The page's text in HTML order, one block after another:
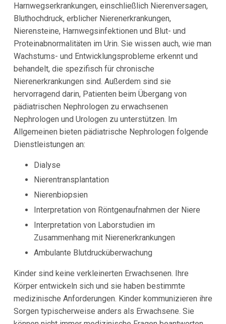
Harnwegserkrankungen, einschließlich Nierenversagen,
Bluthochdruck, erblicher Nierenerkrankungen,
Nierensteine, Harnwegsinfektionen und Blut- und
Proteinabnormalitäten im Urin. Sie wissen auch, wie man
Wachstums- und Entwicklungsprobleme erkennt und
behandelt, die spezifisch für chronische
Nierenerkrankungen sind. Außerdem sind sie
hervorragend darin, Patienten beim Übergang von
pädiatrischen Nephrologen zu erwachsenen
Nephrologen und Urologen zu unterstützen. Im
Allgemeinen bieten pädiatrische Nephrologen folgende
Dienstleistungen an:
Dialyse
Nierentransplantation
Nierenbiopsien
Interpretation von Röntgenaufnahmen der Niere
Interpretation von Laborstudien im
Zusammenhang mit Nierenerkrankungen
Ambulante Blutdrucküberwachung
Kinder sind keine verkleinerten Erwachsenen. Ihre
Körper entwickeln sich und sie haben bestimmte
medizinische Anforderungen. Kinder kommunizieren ihre
Sorgen typischerweise anders als Erwachsene. Sie